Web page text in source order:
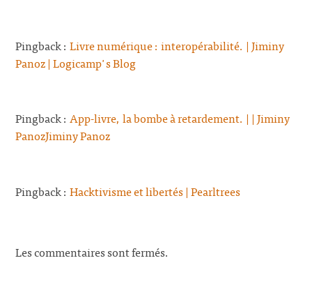
Pingback :Livre numérique : interopérabilité. | Jiminy
Panoz | Logicamp's Blog
Pingback :App-livre, la bombe à retardement. | | Jiminy
PanozJiminy Panoz
Pingback :Hacktivisme et libertés | Pearltrees
Les commentaires sont fermés.